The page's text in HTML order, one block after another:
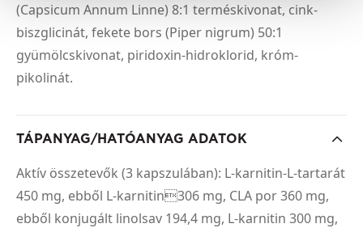
(Capsicum Annum Linne) 8:1 terméskivonat, cink-
biszglicinát, fekete bors (Piper nigrum) 50:1
gyümölcskivonat, piridoxin-hidroklorid, króm-
pikolinát.
TÁPANYAG/HATÓANYAG ADATOK
Aktív összetevők (3 kapszulában): L-karnitin-L-tartarát
450 mg, ebből L-karnitin306 mg, CLA por 360 mg,
ebből konjugált linolsav 194,4 mg, L-karnitin 300 mg,